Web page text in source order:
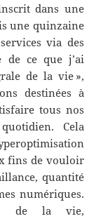
dans une
une quinzaine
via des
de ce que j’ai
de la vie »,
destinées à
tous nos
Cela
fins de vouloir
quantité
numériques.
de la vie,